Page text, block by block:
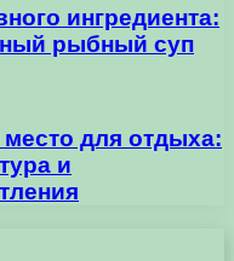
ингредиента:
рыбный суп
для отдыха:
и